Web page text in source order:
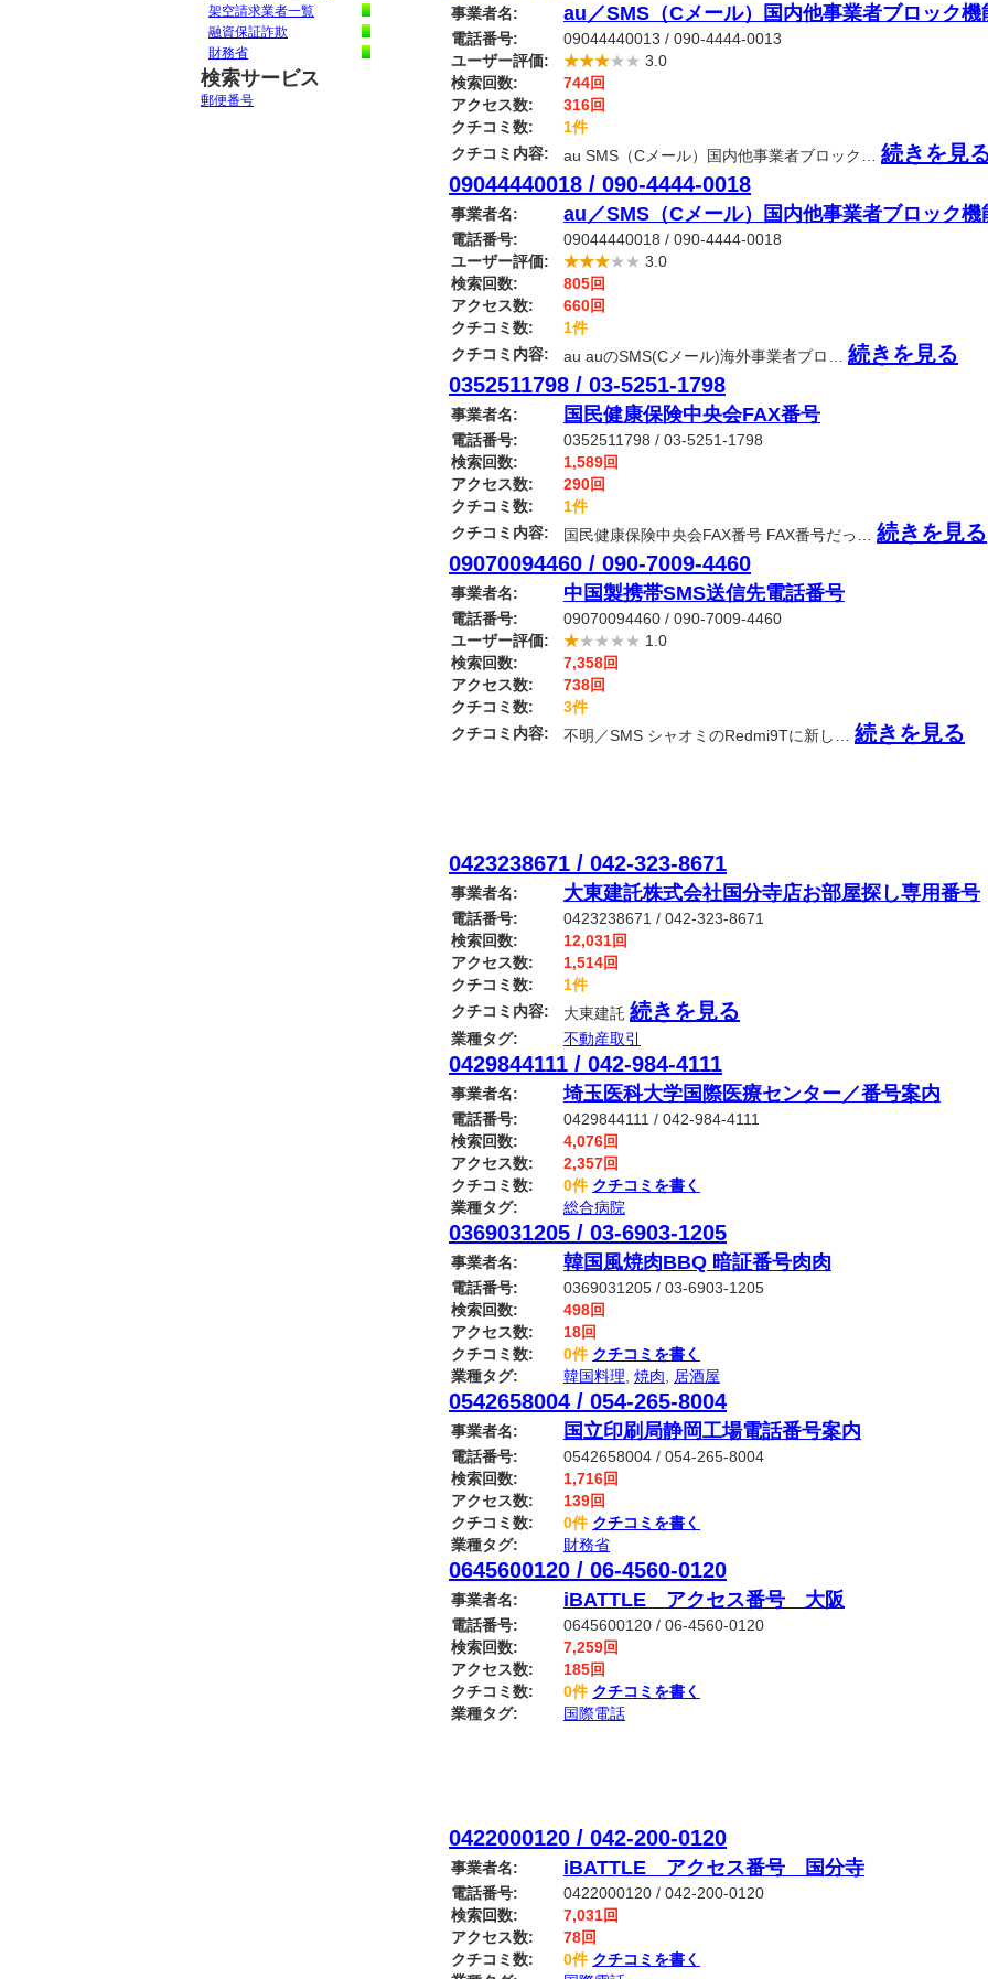
事業者名: au／SMS（Cメール）国内他事業者ブロック機
電話番号:
09044440013 / 090-4444-0013
ユーザー評価:
★★★★★ 3.0
検索回数:
744回
アクセス数:
316回
クチコミ数:
1件
クチコミ内容:
au SMS（Cメール）国内他事業者ブロック… 続きを見
09044440018 / 090-4444-0018
事業者名: au／SMS（Cメール）国内他事業者ブロック機
電話番号:
09044440018 / 090-4444-0018
ユーザー評価:
★★★★★ 3.0
検索回数:
805回
アクセス数:
660回
クチコミ数:
1件
クチコミ内容:
au auのSMS(Cメール)海外事業者ブロ… 続きを見る
0352511798 / 03-5251-1798
事業者名: 国民健康保険中央会FAX番号
電話番号:
0352511798 / 03-5251-1798
検索回数:
1,589回
アクセス数:
290回
クチコミ数:
1件
クチコミ内容:
国民健康保険中央会FAX番号 FAX番号だっ… 続きを見る
09070094460 / 090-7009-4460
事業者名: 中国製携帯SMS送信先電話番号
電話番号:
09070094460 / 090-7009-4460
ユーザー評価:
★★★★★ 1.0
検索回数:
7,358回
アクセス数:
738回
クチコミ数:
3件
クチコミ内容:
不明／SMS シャオミのRedmi9Tに新し… 続きを見る
0423238671 / 042-323-8671
事業者名: 大東建託株式会社国分寺店お部屋探し専用番号
電話番号:
0423238671 / 042-323-8671
検索回数:
12,031回
アクセス数:
1,514回
クチコミ数:
1件
クチコミ内容:
大東建託 続きを見る
業種タグ: 不動産取引
0429844111 / 042-984-4111
事業者名: 埼玉医科大学国際医療センター／番号案内
電話番号:
0429844111 / 042-984-4111
検索回数:
4,076回
アクセス数:
2,357回
クチコミ数:
0件 クチコミを書く
業種タグ:
総合病院
0369031205 / 03-6903-1205
事業者名: 韓国風焼肉BBQ 暗証番号肉肉
電話番号:
0369031205 / 03-6903-1205
検索回数:
498回
アクセス数:
18回
クチコミ数:
0件 クチコミを書く
業種タグ:
韓国料理, 焼肉, 居酒屋
0542658004 / 054-265-8004
事業者名: 国立印刷局静岡工場電話番号案内
電話番号:
0542658004 / 054-265-8004
検索回数:
1,716回
アクセス数:
139回
クチコミ数:
0件 クチコミを書く
業種タグ:
財務省
0645600120 / 06-4560-0120
事業者名: iBATTLE アクセス番号 大阪
電話番号:
0645600120 / 06-4560-0120
検索回数:
7,259回
アクセス数:
185回
クチコミ数:
0件 クチコミを書く
業種タグ:
国際電話
0422000120 / 042-200-0120
事業者名: iBATTLE アクセス番号 国分寺
電話番号:
0422000120 / 042-200-0120
検索回数:
7,031回
アクセス数:
78回
クチコミ数:
0件 クチコミを書く
架空請求業者一覧
融資保証詐欺
財務省
検索サービス
郵便番号